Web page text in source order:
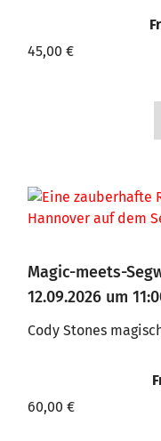
45,00 €
Magic-meets-
12.09.2026 um
Cody Stones
60,00 €